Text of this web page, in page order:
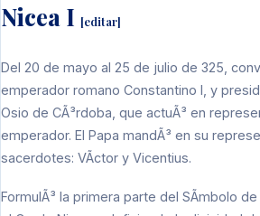
Nicea I [editar]
Del 20 de mayo al 25 de julio de 325 ,
emperador romano Constantino I , y
Osio de CÃ³rdoba , que actuÃ³ en
emperador. El Papa mandÃ³ en su
sacerdotes: VÃ­ctor y Vicentius.
FormulÃ³ la primera parte del SÃ­mbolo de